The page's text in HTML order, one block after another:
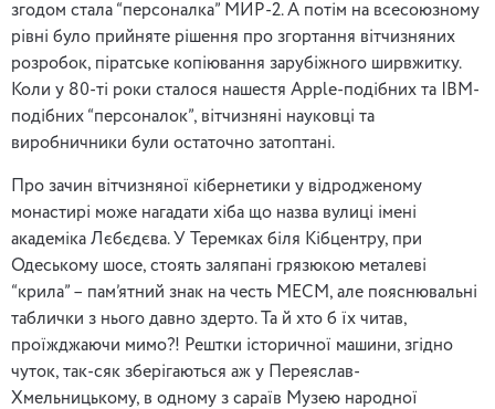
згодом стала “персоналка” МИР-2. А потім на всесоюзному
рівні було прийняте рішення про згортання вітчизняних
розробок, піратське копіювання зарубіжного ширвжитку.
Коли у 80-ті роки сталося нашестя Apple-подібних та IBM-
подібних “персоналок”, вітчизняні науковці та
виробничники були остаточно затоптані.
Про зачин вітчизняної кібернетики у відродженому
монастирі може нагадати хіба що назва вулиці імені
академіка Лєбєдєва. У Теремках біля Кібцентру, при
Одеському шосе, стоять заляпані грязюкою металеві
“крила” – пам’ятний знак на честь МЕСМ, але пояснювальні
таблички з нього давно здерто. Та й хто б їх читав,
проїжджаючи мимо?! Рештки історичної машини, згідно
чуток, так-сяк зберігаються аж у Переяслав-
Хмельницькому, в одному з сараїв Музею народної